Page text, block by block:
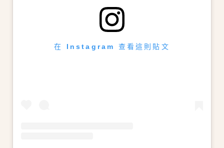
在 Instagram 查看這則貼文